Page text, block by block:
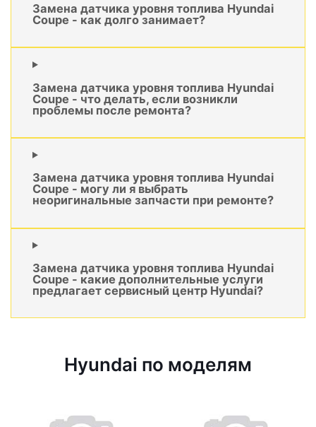
Замена датчика уровня топлива Hyundai
Coupe - как долго занимает?
Замена датчика уровня топлива Hyundai
Coupe - что делать, если возникли
проблемы после ремонта?
Замена датчика уровня топлива Hyundai
Coupe - могу ли я выбрать
неоригинальные запчасти при ремонте?
Замена датчика уровня топлива Hyundai
Coupe - какие дополнительные услуги
предлагает сервисный центр Hyundai?
Hyundai по моделям